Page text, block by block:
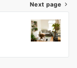
Next page